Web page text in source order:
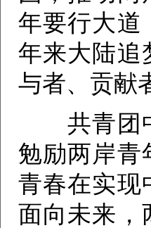
年要行大道
年来大陆追
与者、贡献
共青团中
勉励两岸青
青春在实现
面向未来，